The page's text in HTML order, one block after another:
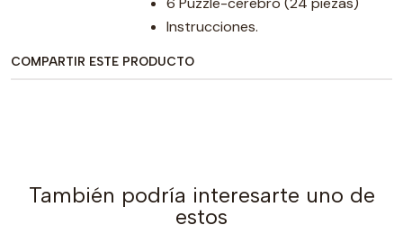
Instrucciones.
COMPARTIR ESTE PRODUCTO
También podría interesarte uno de
estos